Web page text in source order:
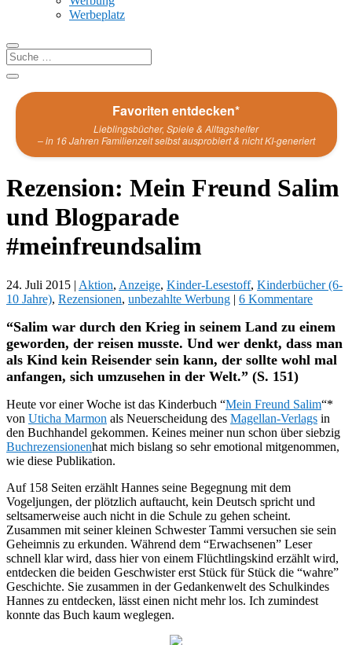
Werbeplatz
Favoriten entdecken*
Lieblingsbücher, Spiele & Alltagshelfer
– in 16 Jahren Familienzeit selbst ausprobiert & nicht KI-generiert
Rezension: Mein Freund Salim
und Blogparade
#meinfreundsalim
24. Juli 2015 | Aktion, Anzeige, Kinder-Lesestoff, Kinderbücher (6-
10 Jahre), Rezensionen, unbezahlte Werbung | 6 Kommentare
“Salim war durch den Krieg in seinem Land zu einem
geworden, der reisen musste. Und wer denkt, dass man
als Kind kein Reisender sein kann, der sollte wohl mal
anfangen, sich umzusehen in der Welt.” (S. 151)
Heute vor einer Woche ist das Kinderbuch “Mein Freund Salim“*
von Uticha Marmon als Neuerscheidung des Magellan-Verlags in
den Buchhandel gekommen. Keines meiner nun schon über siebzig
Buchrezensionenhat mich bislang so sehr emotional mitgenommen,
wie diese Publikation.
Auf 158 Seiten erzählt Hannes seine Begegnung mit dem
Vogeljungen, der plötzlich auftaucht, kein Deutsch spricht und
seltsamerweise auch nicht in die Schule zu gehen scheint.
Zusammen mit seiner kleinen Schwester Tammi versuchen sie sein
Geheimnis zu erkunden. Während dem “Erwachsenen” Leser
schnell klar wird, dass hier von einem Flüchtlingskind erzählt wird,
entdecken die beiden Geschwister erst Stück für Stück die “wahre”
Geschichte. Sie zusammen in der Gedankenwelt des Schulkindes
Hannes zu entdecken, lässt einen nicht mehr los. Ich zumindest
konnte das Buch kaum weglegen.